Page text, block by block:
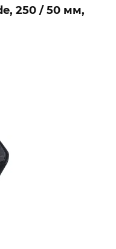
250 / 50 мм,